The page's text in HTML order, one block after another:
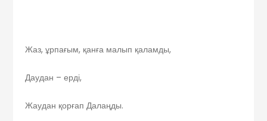
Жаз, ұрпағым, қанға малып қаламды,
Даудан – ерді,
Жаудан қорғап Далаңды.